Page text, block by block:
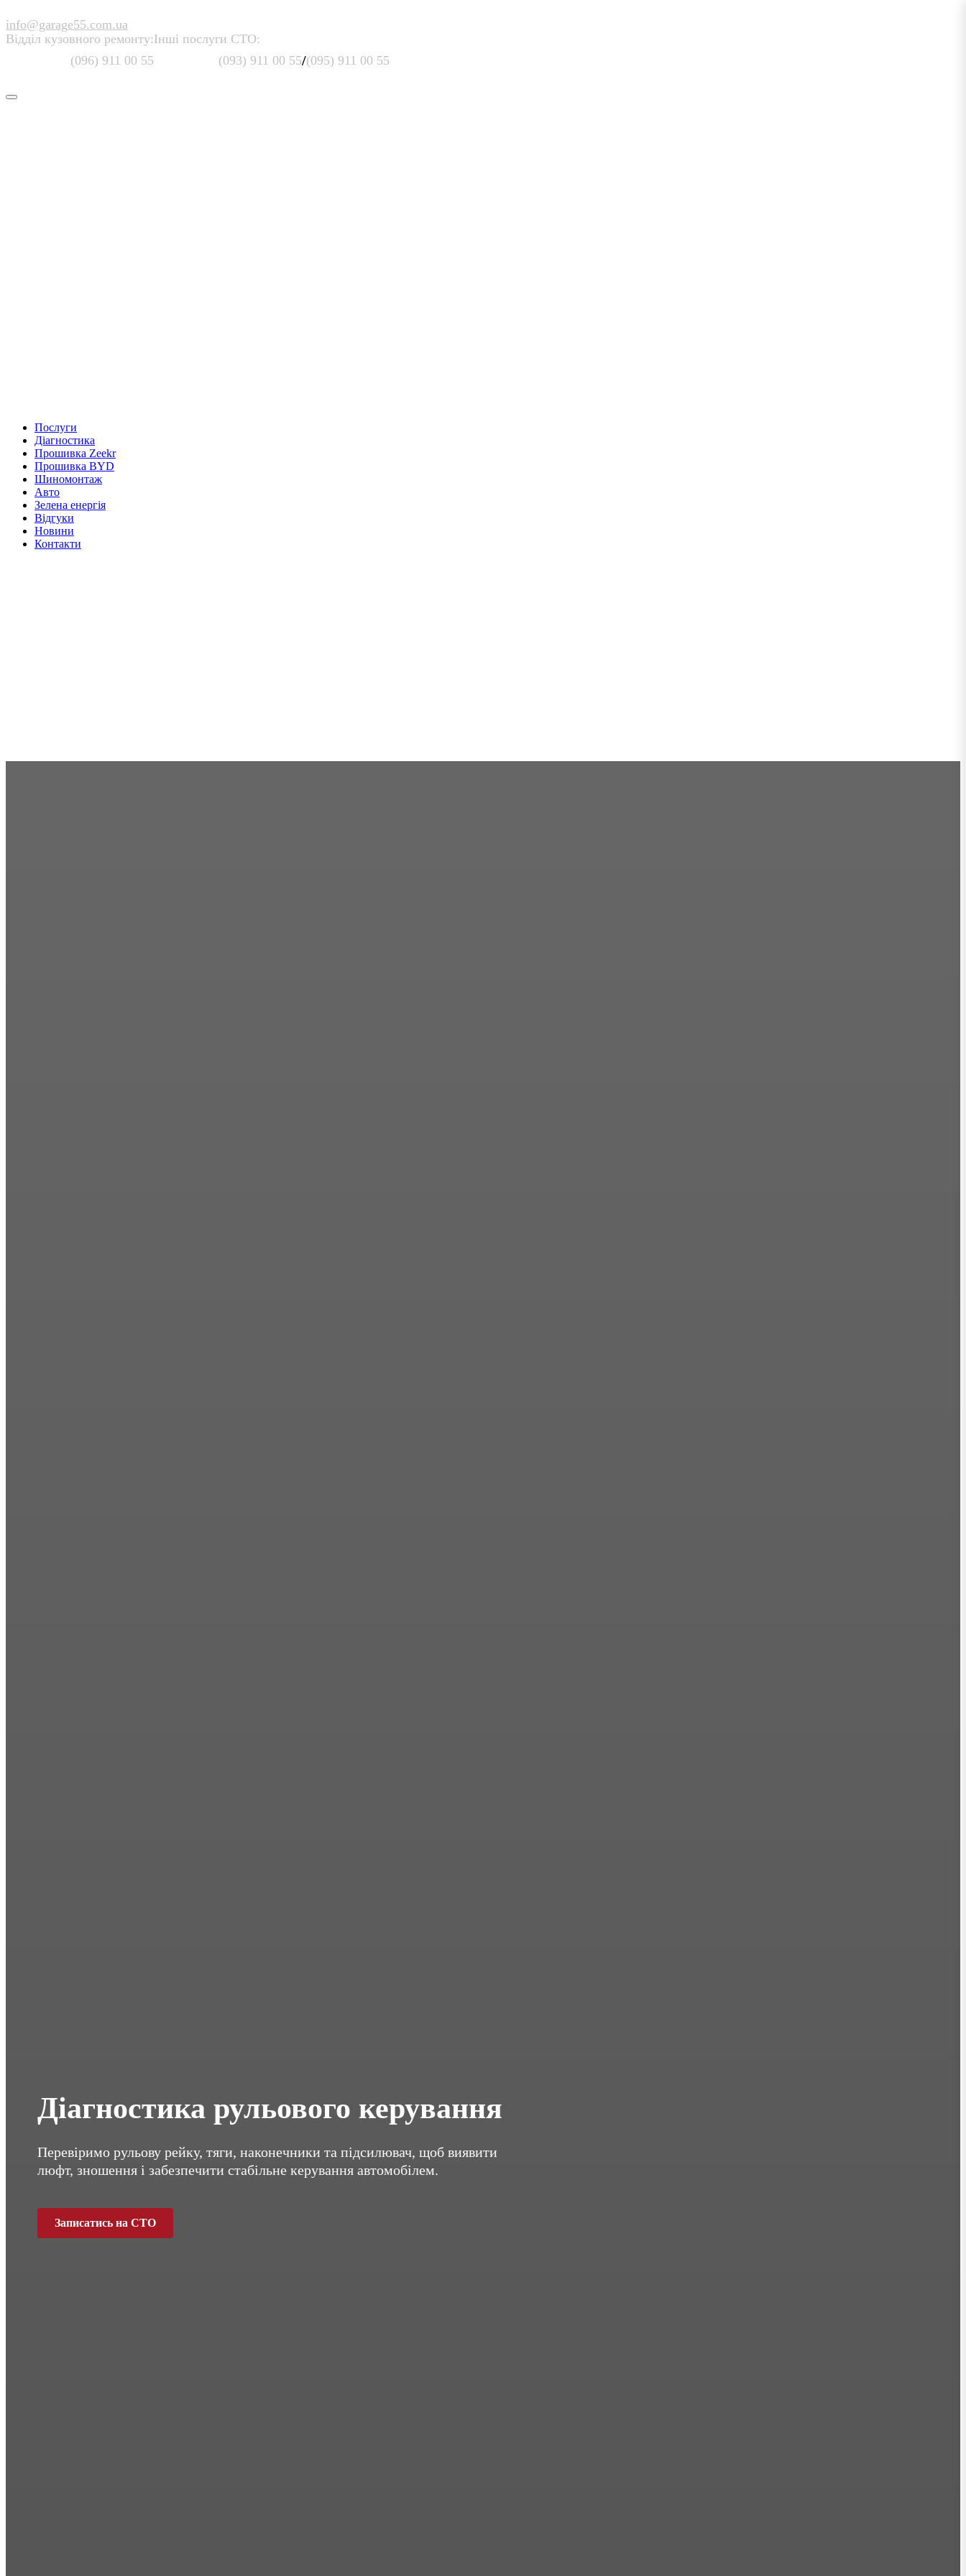
info@garage55.com.ua
Відділ кузовного ремонту:
(096) 911 00 55
Інші послуги СТО:
(093) 911 00 55/(095) 911 00 55
Послуги
Діагностика
Прошивка Zeekr
Прошивка BYD
Шиномонтаж
Авто
Зелена енергія
Відгуки
Новини
Контакти
Діагностика рульового керування
Перевіримо рульову рейку, тяги, наконечники та підсилювач, щоб виявити
люфт, зношення і забезпечити стабільне керування автомобілем.
Записатись на СТО